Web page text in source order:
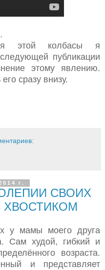
этой колбасы я
публикации
этому явлению.
сразу внизу.
г.
СВОИХ
ХВОСТИКОМ
у мамы моего друга
Сам худой, гибкий и
возраста.
и представляет